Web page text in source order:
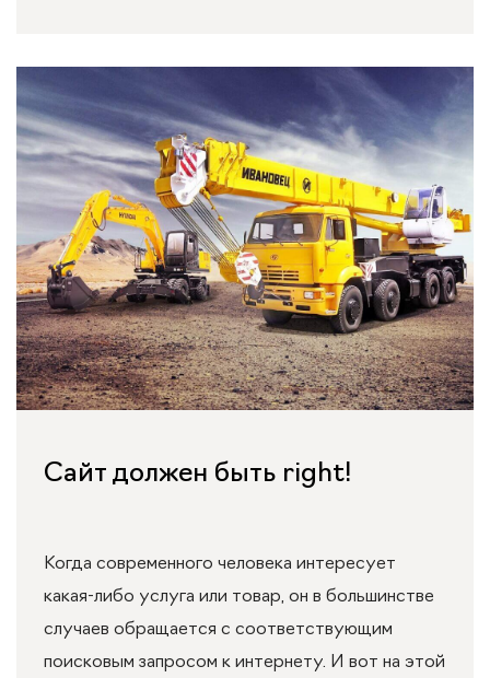
Сайт должен быть right!
Когда современного человека интересует
какая-либо услуга или товар, он в большинстве
случаев обращается с соответствующим
поисковым запросом к интернету. И вот на этой